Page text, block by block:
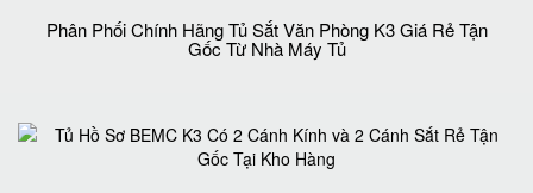
Phân Phối Chính Hãng Tủ Sắt Văn Phòng K3 Giá Rẻ Tận
Gốc Từ Nhà Máy Tủ